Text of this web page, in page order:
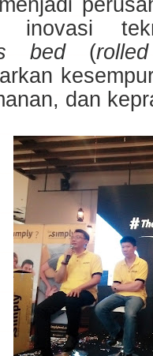
inovasi
bed (
dan